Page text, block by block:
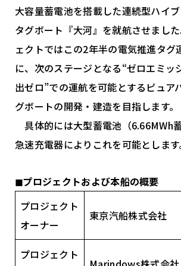
大容量蓄電池を搭載した連続型ハイ
タグボート『大河』を就航させまし
ェクトではこの2年半の電気推進タグ
に、次のステージとなる“ゼロエミッ
出ゼロ”での運航を可能とするピュア
グボートの開発・建造を目指します。
具体的には大型蓄電池（6.66MWh
急速充電器によりこれを可能とします
◼︎プロジェクトおよび本船の概要
プロジェクト
オーナー
東京汽船株式会社
プロジェクト